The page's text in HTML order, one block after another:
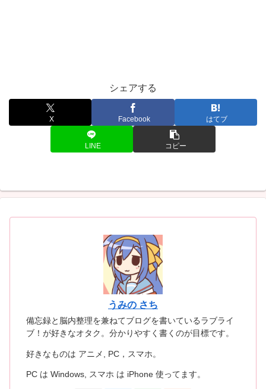
シェアする
X Facebook はてブ
LINE コピー
うみの さち
備忘録と脳内整理を兼ねてブログを書いているラブライ
ブ！が好きなオタク。分かりやすく書くのが目標です。
好きなものは アニメ, PC，スマホ。
PC は Windows, スマホ は iPhone 使ってます。